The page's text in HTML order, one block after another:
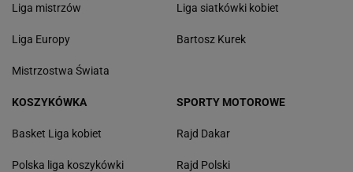
Liga mistrzów
Liga Europy
Mistrzostwa Świata
Liga siatkówki kobiet
Bartosz Kurek
KOSZYKÓWKA
Basket Liga kobiet
Polska liga koszykówki
SPORTY MOTOROWE
Rajd Dakar
Rajd Polski